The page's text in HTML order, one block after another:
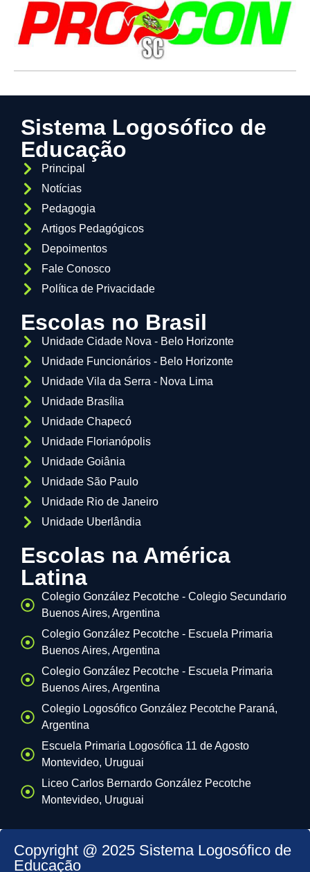
Sistema Logosófico de
Educação
Principal
Notícias
Pedagogia
Artigos Pedagógicos
Depoimentos
Fale Conosco
Política de Privacidade
Escolas no Brasil
Unidade Cidade Nova - Belo Horizonte
Unidade Funcionários - Belo Horizonte
Unidade Vila da Serra - Nova Lima
Unidade Brasília
Unidade Chapecó
Unidade Florianópolis
Unidade Goiânia
Unidade São Paulo
Unidade Rio de Janeiro
Unidade Uberlândia
Escolas na América
Latina
Colegio González Pecotche - Colegio Secundario
Buenos Aires, Argentina
Colegio González Pecotche - Escuela Primaria
Buenos Aires, Argentina
Colegio González Pecotche - Escuela Primaria
Buenos Aires, Argentina
Colegio Logosófico González Pecotche Paraná,
Argentina
Escuela Primaria Logosófica 11 de Agosto
Montevideo, Uruguai
Liceo Carlos Bernardo González Pecotche
Montevideo, Uruguai
Copyright @ 2025 Sistema Logosófico de
Educação